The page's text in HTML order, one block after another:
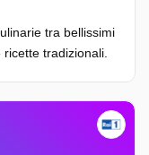
tra bellissimi
tradizionali.